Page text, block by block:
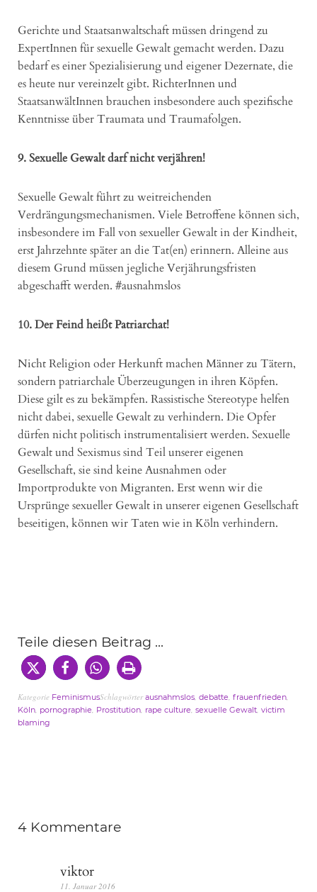
Gerichte und Staatsanwaltschaft müssen dringend zu
ExpertInnen für sexuelle Gewalt gemacht werden. Dazu
bedarf es einer Spezialisierung und eigener Dezernate, die
es heute nur vereinzelt gibt. RichterInnen und
StaatsanwältInnen brauchen insbesondere auch spezifische
Kenntnisse über Traumata und Traumafolgen.
9. Sexuelle Gewalt darf nicht verjähren!
Sexuelle Gewalt führt zu weitreichenden
Verdrängungsmechanismen. Viele Betroffene können sich,
insbesondere im Fall von sexueller Gewalt in der Kindheit,
erst Jahrzehnte später an die Tat(en) erinnern. Alleine aus
diesem Grund müssen jegliche Verjährungsfristen
abgeschafft werden. #ausnahmslos
10. Der Feind heißt Patriarchat!
Nicht Religion oder Herkunft machen Männer zu Tätern,
sondern patriarchale Überzeugungen in ihren Köpfen.
Diese gilt es zu bekämpfen. Rassistische Stereotype helfen
nicht dabei, sexuelle Gewalt zu verhindern. Die Opfer
dürfen nicht politisch instrumentalisiert werden. Sexuelle
Gewalt und Sexismus sind Teil unserer eigenen
Gesellschaft, sie sind keine Ausnahmen oder
Importprodukte von Migranten. Erst wenn wir die
Ursprünge sexueller Gewalt in unserer eigenen Gesellschaft
beseitigen, können wir Taten wie in Köln verhindern.
Teile diesen Beitrag ...
Kategorie FeminismusSchlagwörterausnahmslos debatte frauenfrieden
Köln pornographie Prostitution rape culture sexuelle Gewalt victim
blaming
4 Kommentare
viktor
11. Januar 2016